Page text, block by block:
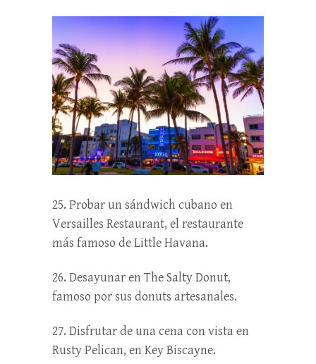
25. Probar un sándwich cubano en
Versailles Restaurant, el restaurante
más famoso de Little Havana.
26. Desayunar en The Salty Donut,
famoso por sus donuts artesanales.
27. Disfrutar de una cena con vista en
Rusty Pelican, en Key Biscayne.